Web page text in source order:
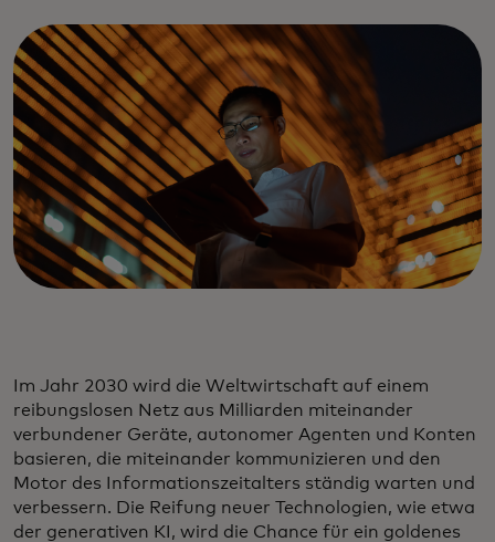
Im Jahr 2030 wird die Weltwirtschaft auf einem
reibungslosen Netz aus Milliarden miteinander
verbundener Geräte, autonomer Agenten und Konten
basieren, die miteinander kommunizieren und den
Motor des Informationszeitalters ständig warten und
verbessern. Die Reifung neuer Technologien, wie etwa
der generativen KI, wird die Chance für ein goldenes